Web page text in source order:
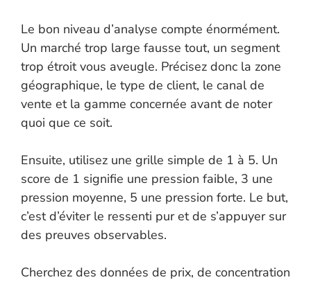
Le bon niveau d’analyse compte énormément.
Un marché trop large fausse tout, un segment
trop étroit vous aveugle. Précisez donc la zone
géographique, le type de client, le canal de
vente et la gamme concernée avant de noter
quoi que ce soit.
Ensuite, utilisez une grille simple de 1 à 5. Un
score de 1 signifie une pression faible, 3 une
pression moyenne, 5 une pression forte. Le but,
c’est d’éviter le ressenti pur et de s’appuyer sur
des preuves observables.
Cherchez des données de prix, de concentration